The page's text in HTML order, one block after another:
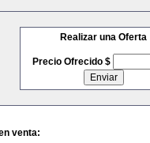
Realizar una Oferta
Precio Ofrecido $
venta: